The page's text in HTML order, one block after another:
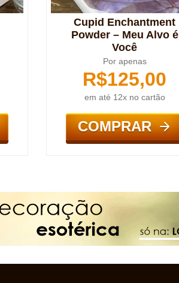
Cupid Enchantment
Powder – Meu Alvo é
Você
Por apenas
R$125,00
em até 12x no cartão
COMPRAR